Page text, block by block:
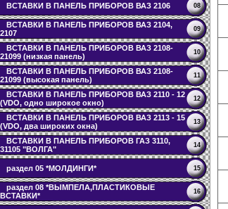
ВСТАВКИ В ПАНЕЛЬ ПРИБОРОВ ВАЗ 2106 08
ВСТАВКИ В ПАНЕЛЬ ПРИБОРОВ ВАЗ 2104,
2107
09
ВСТАВКИ В ПАНЕЛЬ ПРИБОРОВ ВАЗ 2108-
21099 (низкая панель)
10
ВСТАВКИ В ПАНЕЛЬ ПРИБОРОВ ВАЗ 2108-
21099 (высокая панель)
11
ВСТАВКИ В ПАНЕЛЬ ПРИБОРОВ ВАЗ 2110 - 12
(VDO, одно широкое окно)
12
ВСТАВКИ В ПАНЕЛЬ ПРИБОРОВ ВАЗ 2113 - 15
(VDO, два широких окна)
13
ВСТАВКИ В ПАНЕЛЬ ПРИБОРОВ ГАЗ 3110,
31105 "ВОЛГА"
14
раздел 05 *МОЛДИНГИ* 15
раздел 08 *ВЫМПЕЛА,ПЛАСТИКОВЫЕ
ВСТАВКИ*
16